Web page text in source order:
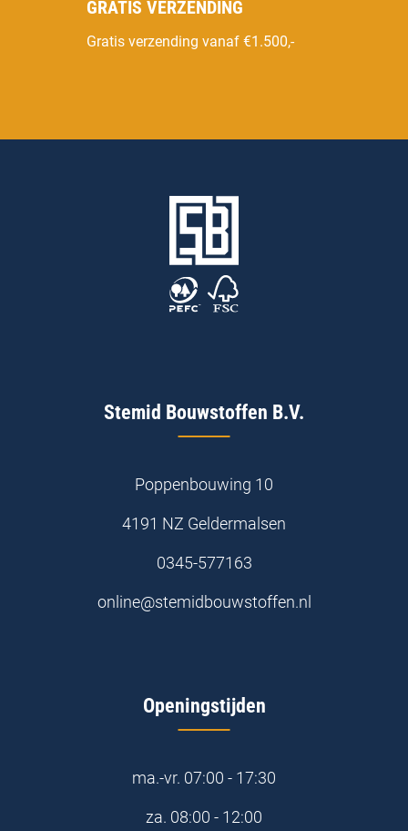
GRATIS VERZENDING
Gratis verzending vanaf €1.500,-
Stemid Bouwstoffen B.V.
Poppenbouwing 10
4191 NZ Geldermalsen
0345-577163
online@stemidbouwstoffen.nl
Openingstijden
ma.-vr. 07:00 - 17:30
za. 08:00 - 12:00